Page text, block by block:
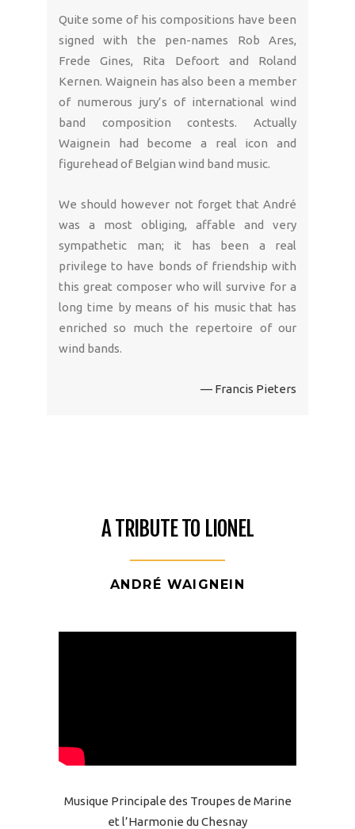
Quite some of his compositions have been
signed with the pen-names Rob Ares,
Frede Gines, Rita Defoort and Roland
Kernen. Waignein has also been a member
of numerous jury’s of international wind
band composition contests. Actually
Waignein had become a real icon and
figurehead of Belgian wind band music.
We should however not forget that André
was a most obliging, affable and very
sympathetic man; it has been a real
privilege to have bonds of friendship with
this great composer who will survive for a
long time by means of his music that has
enriched so much the repertoire of our
wind bands.
— Francis Pieters
A TRIBUTE TO LIONEL
ANDRÉ WAIGNEIN
Musique Principale des Troupes de Marine
et l’Harmonie du Chesnay